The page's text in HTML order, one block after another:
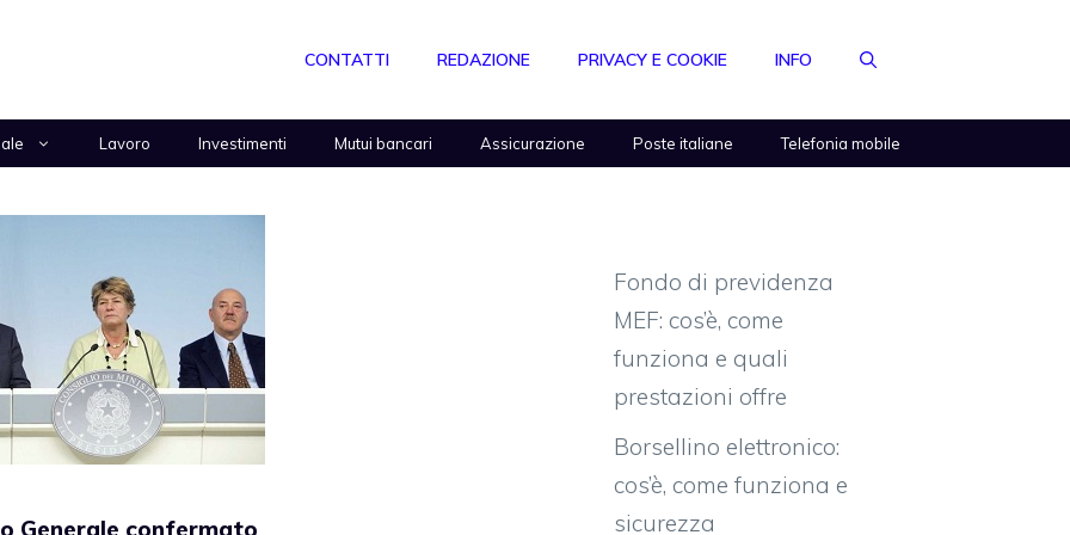
CONTATTI REDAZIONE PRIVACY E COOKIE INFO
Lavoro Investimenti Mutui bancari Assicurazione Poste italiane Telefonia mobile
Generale confermato
Fondo di previdenza
MEF: cos’è, come
funziona e quali
prestazioni offre
Borsellino elettronico:
cos’è, come funziona e
sicurezza